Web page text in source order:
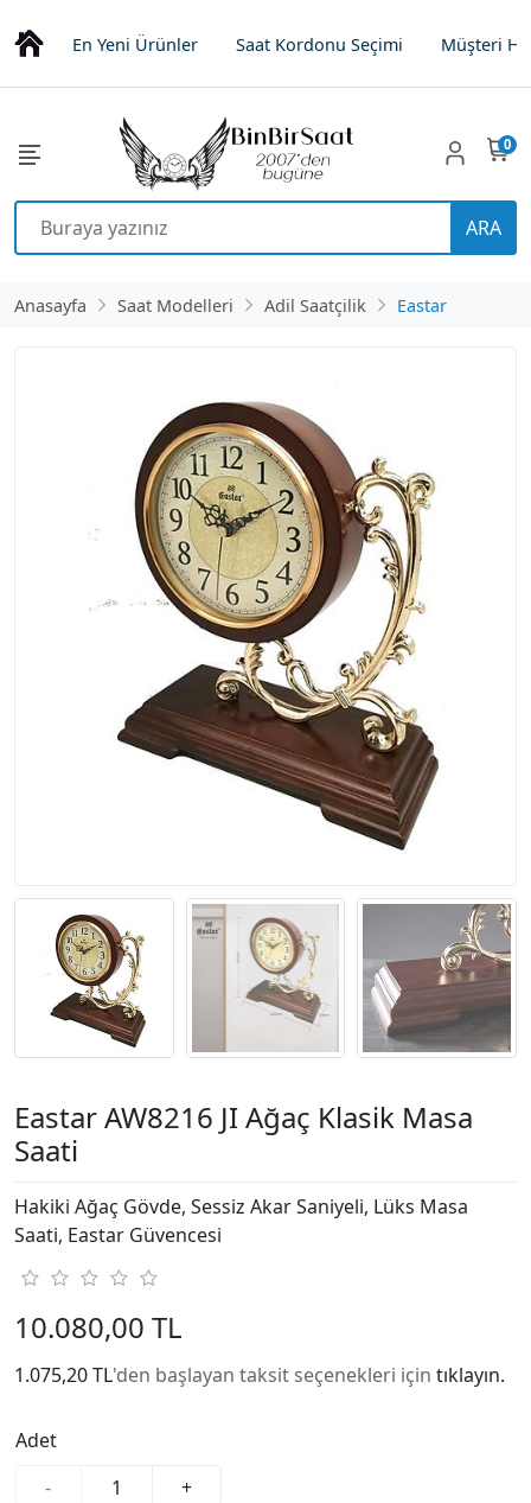
En Yeni Ürünler Saat Kordonu Seçimi Müşteri
ARA
0
Anasayfa Saat Modelleri Adil Saatçilik Eastar
Eastar AW8216 JI Ağaç Klasik Masa
Saati
Hakiki Ağaç Gövde, Sessiz Akar Saniyeli, Lüks Masa
Saati, Eastar Güvencesi
10.080,00 TL
1.075,20 TL'den başlayan taksit seçenekleri için tıklayın.
Adet
-
+